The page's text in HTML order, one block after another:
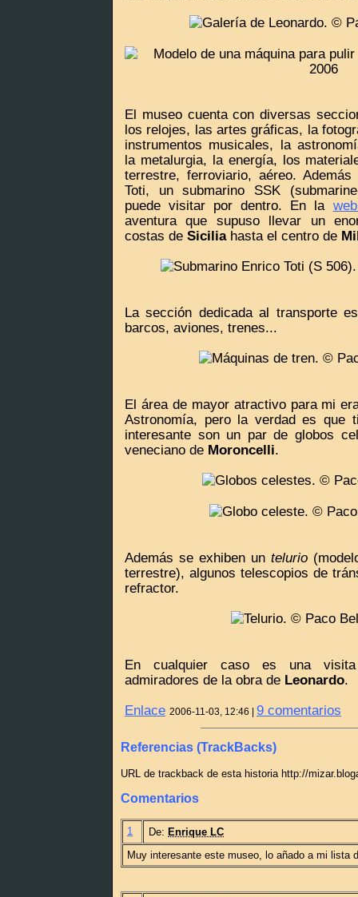
El museo cuenta con diversas
los relojes, las artes gráficas, la
instrumentos musicales, la
la metalurgia, la energía, los
terrestre, ferroviario, aéreo.
Toti, un submarino SSK
puede visitar por dentro. En la
aventura que supuso llevar un
costas de Siciliahasta el centro de
La sección dedicada al transporte
barcos, aviones, trenes...
El área de mayor atractivo para mi
Astronomía, pero la verdad es que
interesante son un par de globos
veneciano de Moroncelli.
Además se exhiben un telurio
terrestre), algunos telescopios de
refractor.
En cualquier caso es una visita
admiradores de la obra de Leonardo.
Enlace 2006-11-03, 12:46 | 9 comentarios
Referencias (TrackBacks)
URL de trackback de esta historia http://
Comentarios
1 De: Enrique LC
Muy interesante este museo, lo añado a mi lista